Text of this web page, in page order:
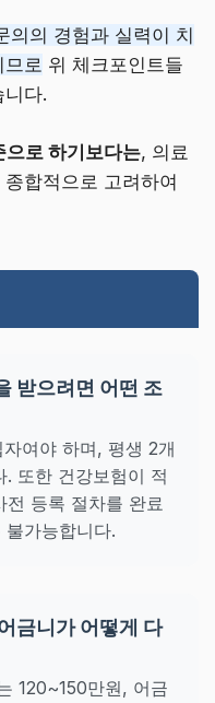
의의 경험과 실력이 치
므로 위 체크포인트들
다.
으로 하기보다는, 의료
합적으로 고려하여
받으려면 어떤 조
여야 하며, 평생 2개
또한 건강보험이 적
전 등록 절차를 완료
가능합니다.
금니가 어떻게 다
120~150만원, 어금